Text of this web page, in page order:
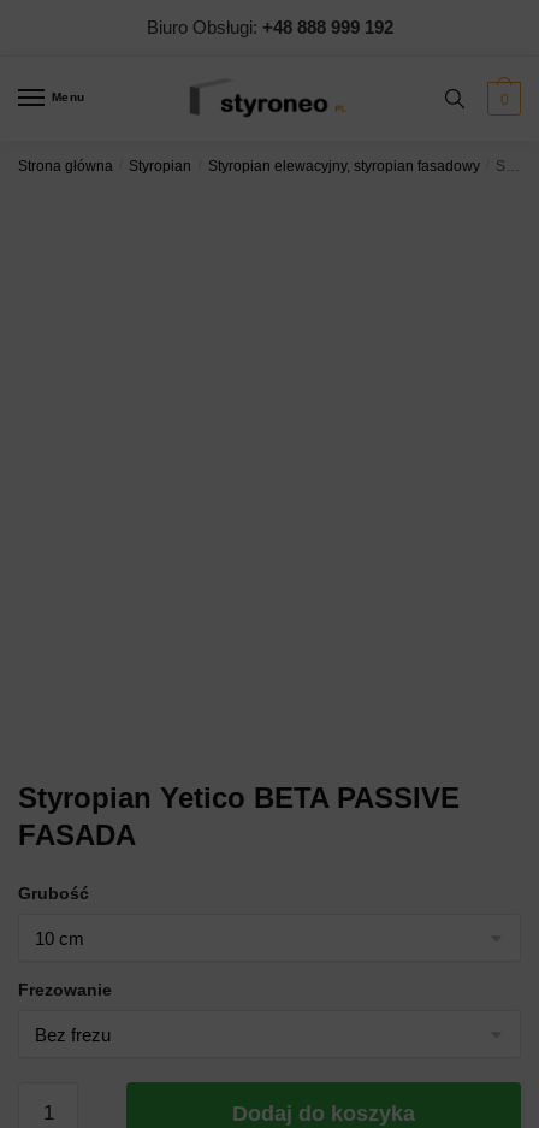
Biuro Obsługi: +48 888 999 192
Menu 0
Strona główna Styropian Styropian elewacyjny, styropian fasadowy Styropian Yetico BETA PASSIVE FASADA
Styropian Yetico BETA PASSIVE
FASADA
Grubość
Frezowanie
Dodaj do koszyka